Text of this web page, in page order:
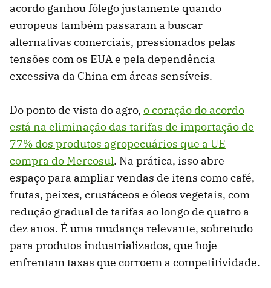
acordo ganhou fôlego justamente quando
europeus também passaram a buscar
alternativas comerciais, pressionados pelas
tensões com os EUA e pela dependência
excessiva da China em áreas sensíveis.
Do ponto de vista do agro, o coração do acordo
está na eliminação das tarifas de importação de
77% dos produtos agropecuários que a UE
compra do Mercosul. Na prática, isso abre
espaço para ampliar vendas de itens como café,
frutas, peixes, crustáceos e óleos vegetais, com
redução gradual de tarifas ao longo de quatro a
dez anos. É uma mudança relevante, sobretudo
para produtos industrializados, que hoje
enfrentam taxas que corroem a competitividade.